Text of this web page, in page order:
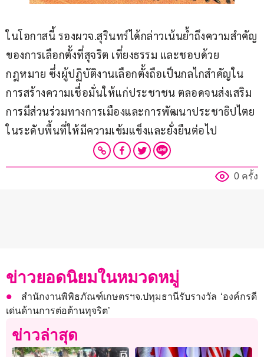
ในโอกาสนี้ รองผวจ.สุรินทร์ได้กล่าวเน้นย้ำถึงความสำคัญ
ของการเลือกตั้งที่สุจริต เที่ยงธรรม และชอบด้วย
กฎหมาย ซึ่งผู้ปฏิบัติงานเลือกตั้งถือเป็นกลไกสำคัญใน
การสร้างความเชื่อมั่นให้แก่ประชาชน ตลอดจนส่งเสริม
การมีส่วนร่วมทางการเมืองและการพัฒนาประชาธิปไตย
ในระดับพื้นที่ให้มีความเข้มแข็งและยั่งยืนต่อไป
0 ครั้ง
ข่าวยอดนิยมในหมวดหมู่
สำนักงานพิพิธภัณฑ์เกษตรฯจ.ปทุมธานีรับรางวัล ‘องค์กรดี
เด่นด้านการต่อต้านทุจริต’
ข่าวล่าสุด